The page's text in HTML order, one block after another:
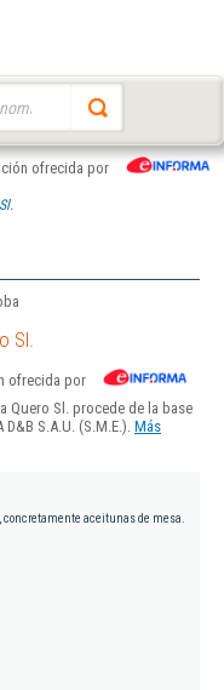
ofrecida por
Sl.
ofrecida por
Quero Sl. procede de la base
S.A.U. (S.M.E.). Más
concretamente aceitunas de mesa.